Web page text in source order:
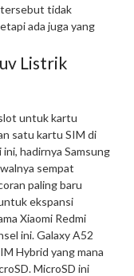
tersebut tidak
ada juga yang
Listrik
untuk kartu
satu kartu SIM di
hadirnya Samsung
sempat
paling baru
ekspansi
Xiaomi Redmi
ini. Galaxy A52
Hybrid yang mana
MicroSD ini